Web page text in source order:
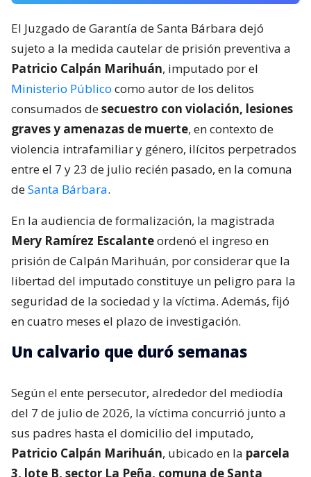
El Juzgado de Garantía de Santa Bárbara dejó
sujeto a la medida cautelar de prisión preventiva a
Patricio Calpán Marihuán, imputado por el
Ministerio Público como autor de los delitos
consumados desecuestro con violación, lesiones
graves y amenazas de muerte, en contexto de
violencia intrafamiliar y género, ilícitos perpetrados
entre el 7 y 23 de julio recién pasado, en la comuna
deSanta Bárbara.
En la audiencia de formalización, la magistrada
Mery Ramírez Escalanteordenó el ingreso en
prisión de Calpán Marihuán, por considerar que la
libertad del imputado constituye un peligro para la
seguridad de la sociedad y la víctima. Además, fijó
en cuatro meses el plazo de investigación.
Un calvario que duró semanas
Según el ente persecutor, alrededor del mediodía
del 7 de julio de 2026, la víctima concurrió junto a
sus padres hasta el domicilio del imputado,
Patricio Calpán Marihuán, ubicado en la parcela
3, lote B, sector La Peña, comuna de Santa